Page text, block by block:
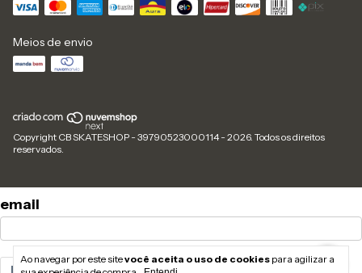
Ao navegar por este sitevocê aceita o uso de cookies para agilizar a
Meios de envio
Copyright CB SKATESHOP - 39790523000114 - 2026. Todos os direitos
reservados.
email
Enviar